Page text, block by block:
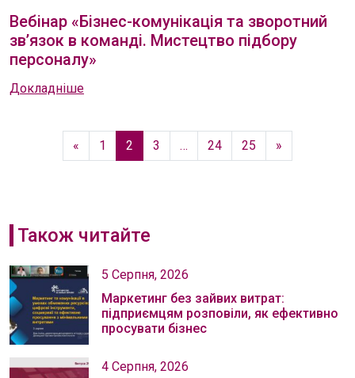
Вебінар «Бізнес-комунікація та зворотний
зв’язок в команді. Мистецтво підбору
персоналу»
Докладніше
« 1 2 3 … 24 25 »
Також читайте
5 Серпня, 2026
Маркетинг без зайвих витрат:
підприємцям розповіли, як ефективно
просувати бізнес
4 Серпня, 2026